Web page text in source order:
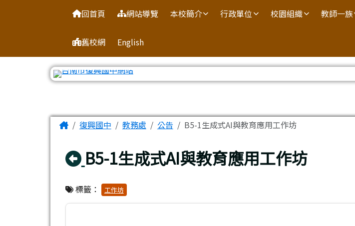
臺南市復興國中網站
回首頁 網站導覽 本校簡介 行政單位 校園組織 教師一族
舊校網 English
主內容區域
Home復興國中 教務處 公告 B5-1生成式AI與教育應用工作坊
回上頁
B5-1生成式AI與教育應用工作坊
標籤： 工作坊
頁尾區域